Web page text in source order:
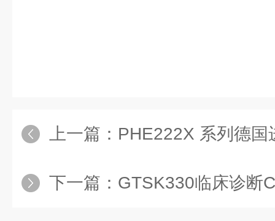
上一篇： PHE222X 系列德国进口Natec特殊恶劣
下一篇： GTSK330临床诊断CT用